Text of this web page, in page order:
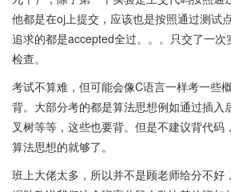
他都是在oj上提交，应该也是按照通过测试
追求的都是accepted全过。。。只交了一
检查。
考试不算难，但可能会像C语言一样考一些
背。大部分考的都是算法思想例如通过插入
叉树等等，这些也要背。但是不建议背代码
算法思想的就够了。
班上大佬太多，所以并不是顾老师给分不好